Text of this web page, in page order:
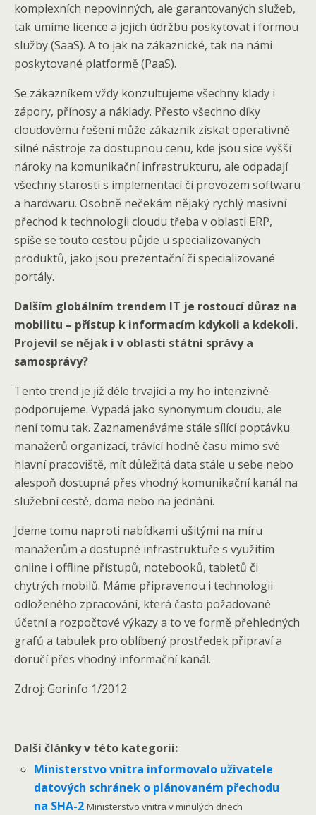
komplexních nepovinných, ale garantovaných služeb,
tak umíme licence a jejich údržbu poskytovat i formou
služby (SaaS). A to jak na zákaznické, tak na námi
poskytované platformě (PaaS).
Se zákazníkem vždy konzultujeme všechny klady i
zápory, přínosy a náklady. Přesto všechno díky
cloudovému řešení může zákazník získat operativně
silné nástroje za dostupnou cenu, kde jsou sice vyšší
nároky na komunikační infrastrukturu, ale odpadají
všechny starosti s implementací či provozem softwaru
a hardwaru. Osobně nečekám nějaký rychlý masivní
přechod k technologii cloudu třeba v oblasti ERP,
spíše se touto cestou půjde u specializovaných
produktů, jako jsou prezentační či specializované
portály.
Dalším globálním trendem IT je rostoucí důraz na
mobilitu – přístup k informacím kdykoli a kdekoli.
Projevil se nějak i v oblasti státní správy a
samosprávy?
Tento trend je již déle trvající a my ho intenzivně
podporujeme. Vypadá jako synonymum cloudu, ale
není tomu tak. Zaznamenáváme stále sílící poptávku
manažerů organizací, trávící hodně času mimo své
hlavní pracoviště, mít důležitá data stále u sebe nebo
alespoň dostupná přes vhodný komunikační kanál na
služební cestě, doma nebo na jednání.
Jdeme tomu naproti nabídkami ušitými na míru
manažerům a dostupné infrastruktuře s využitím
online i offline přístupů, notebooků, tabletů či
chytrých mobilů. Máme připravenou i technologii
odloženého zpracování, která často požadované
účetní a rozpočtové výkazy a to ve formě přehledných
grafů a tabulek pro oblíbený prostředek připraví a
doručí přes vhodný informační kanál.
Zdroj: Gorinfo 1/2012
Další články v této kategorii:
Ministerstvo vnitra informovalo uživatele
datových schránek o plánovaném přechodu
na SHA-2Ministerstvo vnitra v minulých dnech